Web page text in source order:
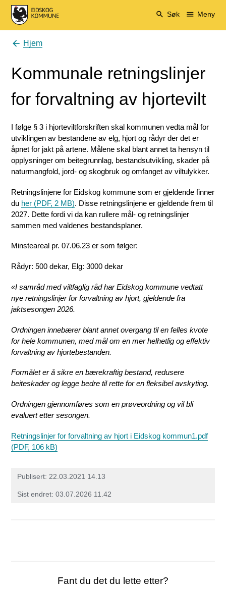
Eidskog kommune Søk Meny
Du er her:
Hjem
Kommunale retningslinjer
for forvaltning av hjortevilt
I følge § 3 i hjorteviltforskriften skal kommunen vedta mål for
utviklingen av bestandene av elg, hjort og rådyr der det er
åpnet for jakt på artene. Målene skal blant annet ta hensyn til
opplysninger om beitegrunnlag, bestandsutvikling, skader på
naturmangfold, jord- og skogbruk og omfanget av viltulykker.
Retningslinjene for Eidskog kommune som er gjeldende finner
du her (PDF, 2 MB). Disse retningslinjene er gjeldende frem til
2027. Dette fordi vi da kan rullere mål- og retningslinjer
sammen med valdenes bestandsplaner.
Minsteareal pr. 07.06.23 er som følger:
Rådyr: 500 dekar, Elg: 3000 dekar
«I samråd med viltfaglig råd har Eidskog kommune vedtatt
nye retningslinjer for forvaltning av hjort, gjeldende fra
jaktsesongen 2026.
Ordningen innebærer blant annet overgang til en felles kvote
for hele kommunen, med mål om en mer helhetlig og effektiv
forvaltning av hjortebestanden.
Formålet er å sikre en bærekraftig bestand, redusere
beiteskader og legge bedre til rette for en fleksibel avskyting.
Ordningen gjennomføres som en prøveordning og vil bli
evaluert etter sesongen.
Retningslinjer for forvaltning av hjort i Eidskog kommun1.pdf
(PDF, 106 kB)
Publisert 22.03.2021 14.13
Sist endret 03.07.2026 11.42
Fant du det du lette etter?